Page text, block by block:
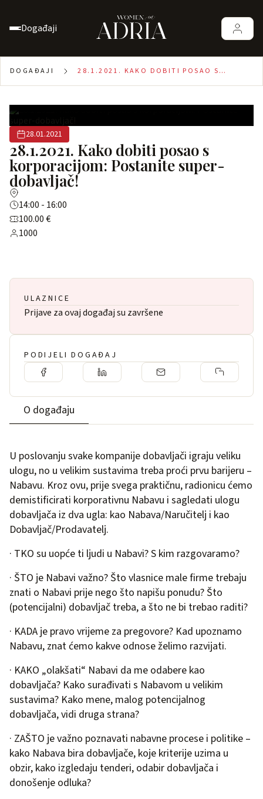
Događaji
DOGAĐAJI
28.1.2021. KAKO DOBITI POSAO S
28.01.2021
28.1.2021. Kako dobiti posao s
korporacijom: Postanite super-
dobavljač!
14:00 - 16:00
100.00 €
1000
ULAZNICE
Prijave za ovaj događaj su završene
PODIJELI DOGAĐAJ
O događaju
U poslovanju svake kompanije dobavljači igraju veliku
ulogu, no u velikim sustavima treba proći prvu barijeru –
Nabavu. Kroz ovu, prije svega praktičnu, radionicu ćemo
demistificirati korporativnu Nabavu i sagledati ulogu
dobavljača iz dva ugla: kao Nabava/Naručitelj i kao
Dobavljač/Prodavatelj.
· TKO su uopće ti ljudi u Nabavi? S kim razgovaramo?
· ŠTO je Nabavi važno? Što vlasnice male firme trebaju
znati o Nabavi prije nego što napišu ponudu? Što
(potencijalni) dobavljač treba, a što ne bi trebao raditi?
· KADA je pravo vrijeme za pregovore? Kad upoznamo
Nabavu, znat ćemo kakve odnose želimo razvijati.
· KAKO „olakšati“ Nabavi da me odabere kao
dobavljača? Kako surađivati s Nabavom u velikim
sustavima? Kako mene, malog potencijalnog
dobavljača, vidi druga strana?
· ZAŠTO je važno poznavati nabavne procese i politike –
kako Nabava bira dobavljače, koje kriterije uzima u
obzir, kako izgledaju tenderi, odabir dobavljača i
donošenje odluka?